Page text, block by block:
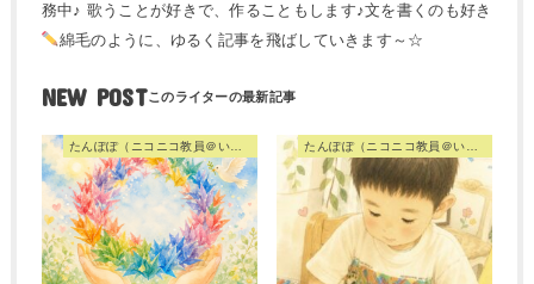
務中♪ 歌うことが好きで、作ることもします♪文を書くのも好き
綿毛のように、ゆるく記事を飛ばしていきます～☆
NEW POST